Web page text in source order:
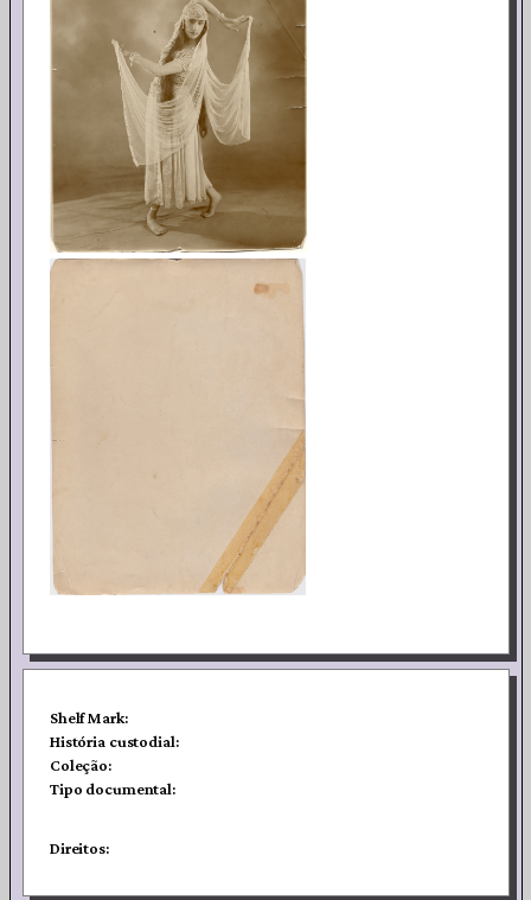
Shelf Mark:
História custodial:
Coleção:
Tipo documental:
Direitos: